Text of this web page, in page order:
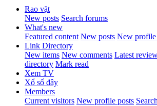
Rao vặt
New posts Search forums
What's new
Featured content New posts New profile
Link Directory
New items New comments Latest
directory Mark read
Xem TV
Xổ số đây
Members
Current visitors New profile posts